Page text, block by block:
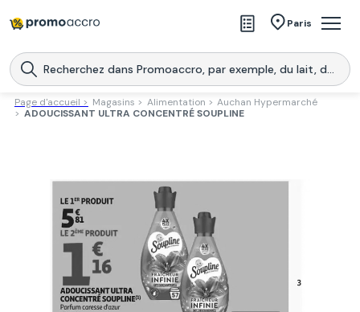
Paris
Magasins
Produits
Page d'accueil > Magasins > Alimentation > Auchan Hypermarché
> ADOUCISSANT ULTRA CONCENTRÉ SOUPLINE